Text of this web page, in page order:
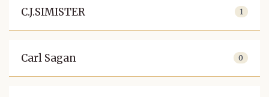
C.J.SIMISTER 1
Carl Sagan 0